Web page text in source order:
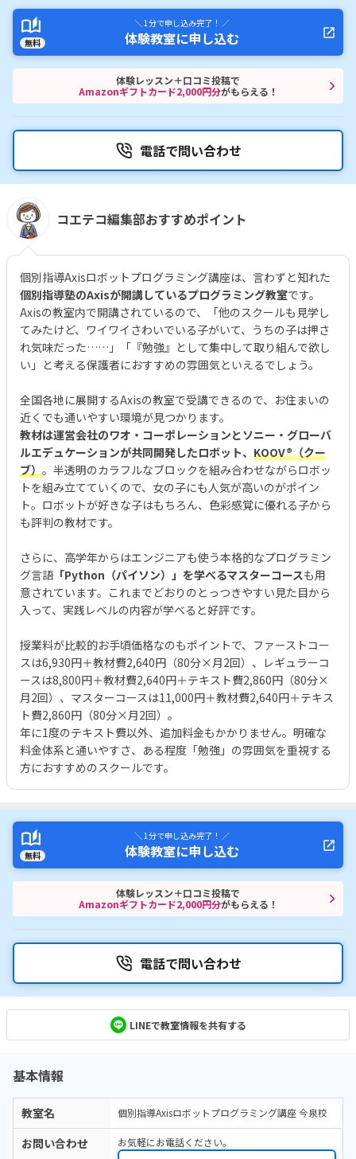
無料
＼ 1分で申し込み完了！ ／
体験教室に申し込む
体験レッスン＋口コミ投稿で
Amazonギフトカード2,000円分がもらえる！
電話で問い合わせ
コエテコ編集部おすすめポイント
個別指導Axisロボットプログラミング講座は、言わずと知れた
個別指導塾のAxisが開講しているプログラミング教室です。
Axisの教室内で開講されているので、「他のスクールも見学し
てみたけど、ワイワイさわいでいる子がいて、うちの子は押さ
れ気味だった……」「『勉強』として集中して取り組んで欲し
い」と考える保護者におすすめの雰囲気といえるでしょう。
全国各地に展開するAxisの教室で受講できるので、お住まいの
近くでも通いやすい環境が見つかります。
教材は運営会社のワオ・コーポレーションとソニー・グローバ
ルエデュケーションが共同開発したロボット、 KOOV®︎（クー
ブ）。半透明のカラフルなブロックを組み合わせながらロボッ
トを組み立てていくので、女の子にも人気が高いのがポイン
ト。ロボットが好きな子はもちろん、色彩感覚に優れる子から
も評判の教材です。
さらに、高学年からはエンジニアも使う本格的なプログラミン
グ言語「Python（パイソン）」を学べるマスターコースも用
意されています。これまでどおりのとっつきやすい見た目から
入って、実践レベルの内容が学べると好評です。
授業料が比較的お手頃価格なのもポイントで、ファーストコー
スは6,930円＋教材費2,640円（80分×月2回）、レギュラーコ
ースは8,800円＋教材費2,640円＋テキスト費2,860円（80分×
月2回）、マスターコースは11,000円＋教材費2,640円＋テキス
ト費2,860円（80分×月2回）。
年に1度のテキスト費以外、追加料金もかかりません。明確な
料金体系と通いやすさ、ある程度「勉強」の雰囲気を重視する
方におすすめのスクールです。
無料
＼ 1分で申し込み完了！ ／
体験教室に申し込む
体験レッスン＋口コミ投稿で
Amazonギフトカード2,000円分がもらえる！
電話で問い合わせ
LINEで教室情報を共有する
基本情報
教室名 個別指導Axisロボットプログラミング講座 今泉校
お問い合わせ お気軽にお電話ください。